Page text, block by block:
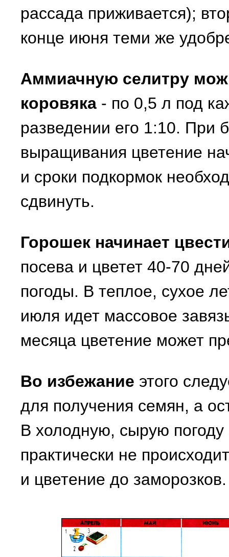
рассада приживается);
конце июня теми же
Аммиачную селитру
коровяка - по 0,5 л под
разведении его 1:10. При
выращивания цветение
и сроки подкормок
сдвинуть.
Горошек начинает
посева и цветет 40-70
погоды. В теплое, сухое
июля идет массовое
месяца цветение может
Во избежание этого
для получения семян, а
В холодную, сырую
практически не
и цветение до заморозков.